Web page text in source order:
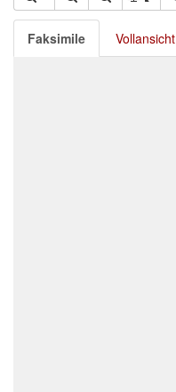
Faksimile Vollansicht